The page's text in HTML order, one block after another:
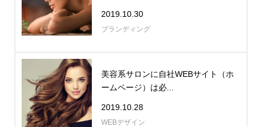
2019.10.30
ブランディング
美容系サロンに自社WEBサイト（ホ
ームページ）は必...
2019.10.28
WEBデザイン